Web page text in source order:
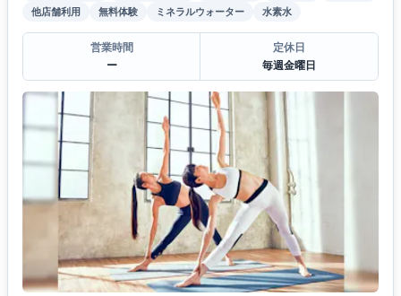
他店舗利用
無料体験 ミネラルウォーター 水素水
営業時間
ー
定休日
毎週金曜日